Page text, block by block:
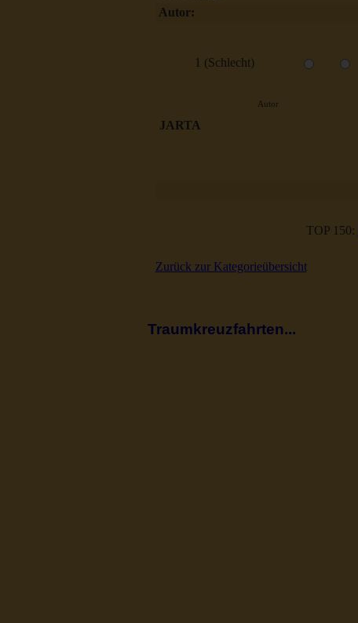
Autor:
1 (Schlecht)
Autor
JARTA
TOP 150:
Zurück zur Kategorieübersicht
Traumkreuzfahrten...